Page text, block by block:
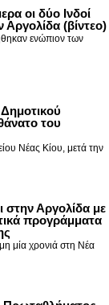
οι δύο Ινδοί
Αργολίδα (βίντεο)
ενώπιον των
του
Νέας Κίου, μετά την
στην Αργολίδα με
προγράμματα
μία χρονιά στη Νέα